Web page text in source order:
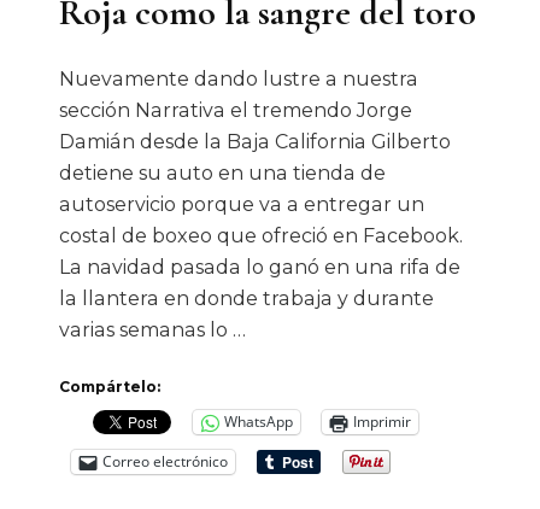
Roja como la sangre del toro
Nuevamente dando lustre a nuestra
sección Narrativa el tremendo Jorge
Damián desde la Baja California Gilberto
detiene su auto en una tienda de
autoservicio porque va a entregar un
costal de boxeo que ofreció en Facebook.
La navidad pasada lo ganó en una rifa de
la llantera en donde trabaja y durante
varias semanas lo …
Compártelo:
WhatsApp
Imprimir
Correo electrónico